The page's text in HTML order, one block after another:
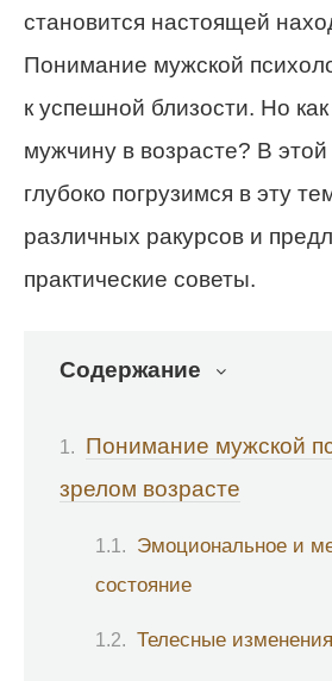
становится настоящей
Понимание мужской
к успешной близости. Но
мужчину в возрасте? В
глубоко погрузимся в эту
различных ракурсов и
практические советы.
Содержание
Понимание мужской
зрелом возрасте
Эмоциональное и
состояние
Телесные